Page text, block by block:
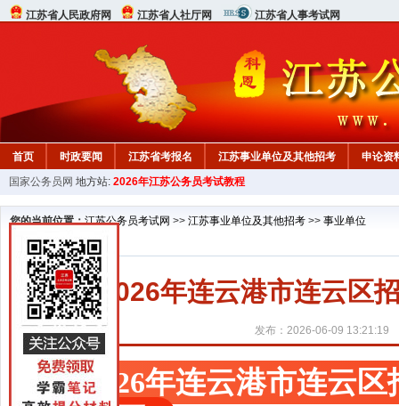
江苏省人民政府网 江苏省人社厅网 江苏省人事考试网
首页 时政要闻 江苏省考报名 江苏事业单位及其他招考
申论资
国家公务员网 地方站: 2026年江苏公务员考试教程
您的当前位置：江苏公务员考试网 >> 江苏事业单位及其他招考 >> 事业单位
2026年连云港市连云区
发布：2026-06-09 13:21:19
2026年连云港市连云